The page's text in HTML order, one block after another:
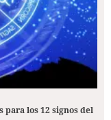
para los 12 signos del